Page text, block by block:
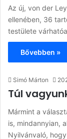
Az új, von der
ellenében, 36
testülete
Bővebben »
Simó Márton
Túl
Mármint a
is, mindannyian,
Nyilvánvaló,